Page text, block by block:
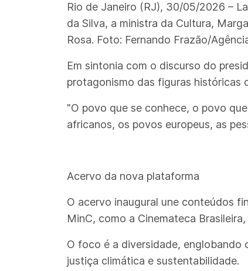
Rio de Janeiro (RJ), 30/05/2026 –
da Silva, a ministra da Cultura,
Rosa. Foto: Fernando Frazão/
Em sintonia com o discurso do
protagonismo das figuras históricas
"O povo que se conhece, o povo
africanos, os povos europeus, as
Acervo da nova plataforma
O acervo inaugural une conteúdos
MinC, como a Cinemateca
O foco é a diversidade, englobando
justiça climática e sustentabilidade.